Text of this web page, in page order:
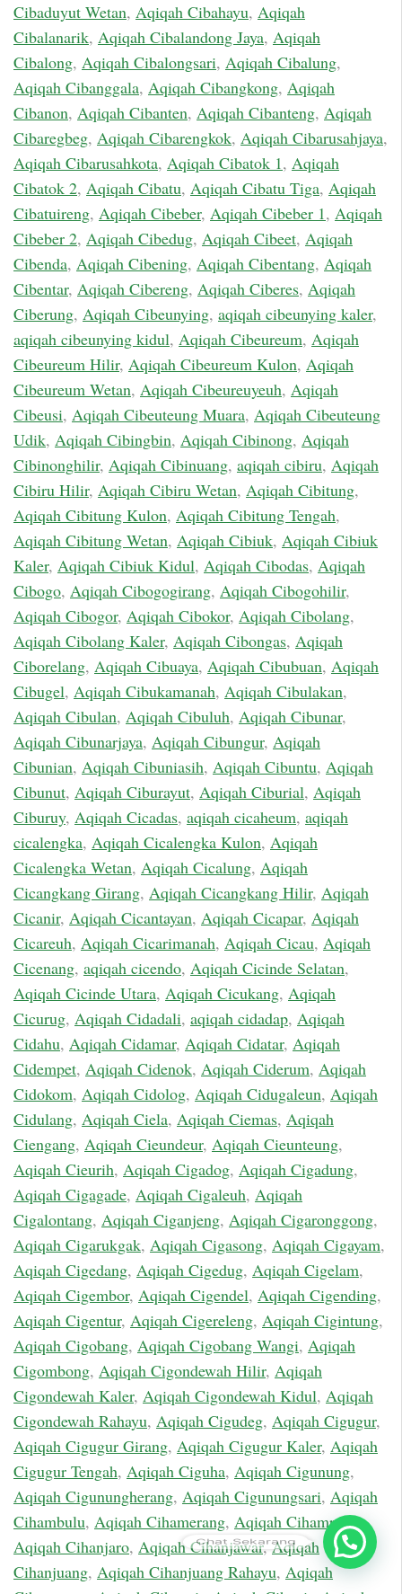
Cibaduyut Wetan, Aqiqah Cibahayu, Aqiqah
Cibalanarik, Aqiqah Cibalandong Jaya, Aqiqah
Cibalong, Aqiqah Cibalongsari, Aqiqah Cibalung,
Aqiqah Cibanggala, Aqiqah Cibangkong, Aqiqah
Cibanon, Aqiqah Cibanten, Aqiqah Cibanteng, Aqiqah
Cibaregbeg, Aqiqah Cibarengkok, Aqiqah Cibarusahjaya,
Aqiqah Cibarusahkota, Aqiqah Cibatok 1, Aqiqah
Cibatok 2, Aqiqah Cibatu, Aqiqah Cibatu Tiga, Aqiqah
Cibatuireng, Aqiqah Cibeber, Aqiqah Cibeber 1, Aqiqah
Cibeber 2, Aqiqah Cibedug, Aqiqah Cibeet, Aqiqah
Cibenda, Aqiqah Cibening, Aqiqah Cibentang, Aqiqah
Cibentar, Aqiqah Cibereng, Aqiqah Ciberes, Aqiqah
Ciberung, Aqiqah Cibeunying, aqiqah cibeunying kaler,
aqiqah cibeunying kidul, Aqiqah Cibeureum, Aqiqah
Cibeureum Hilir, Aqiqah Cibeureum Kulon, Aqiqah
Cibeureum Wetan, Aqiqah Cibeureuyeuh, Aqiqah
Cibeusi, Aqiqah Cibeuteung Muara, Aqiqah Cibeuteung
Udik, Aqiqah Cibingbin, Aqiqah Cibinong, Aqiqah
Cibinonghilir, Aqiqah Cibinuang, aqiqah cibiru, Aqiqah
Cibiru Hilir, Aqiqah Cibiru Wetan, Aqiqah Cibitung,
Aqiqah Cibitung Kulon, Aqiqah Cibitung Tengah,
Aqiqah Cibitung Wetan, Aqiqah Cibiuk, Aqiqah Cibiuk
Kaler, Aqiqah Cibiuk Kidul, Aqiqah Cibodas, Aqiqah
Cibogo, Aqiqah Cibogogirang, Aqiqah Cibogohilir,
Aqiqah Cibogor, Aqiqah Cibokor, Aqiqah Cibolang,
Aqiqah Cibolang Kaler, Aqiqah Cibongas, Aqiqah
Ciborelang, Aqiqah Cibuaya, Aqiqah Cibubuan, Aqiqah
Cibugel, Aqiqah Cibukamanah, Aqiqah Cibulakan,
Aqiqah Cibulan, Aqiqah Cibuluh, Aqiqah Cibunar,
Aqiqah Cibunarjaya, Aqiqah Cibungur, Aqiqah
Cibunian, Aqiqah Cibuniasih, Aqiqah Cibuntu, Aqiqah
Cibunut, Aqiqah Ciburayut, Aqiqah Ciburial, Aqiqah
Ciburuy, Aqiqah Cicadas, aqiqah cicaheum, aqiqah
cicalengka, Aqiqah Cicalengka Kulon, Aqiqah
Cicalengka Wetan, Aqiqah Cicalung, Aqiqah
Cicangkang Girang, Aqiqah Cicangkang Hilir, Aqiqah
Cicanir, Aqiqah Cicantayan, Aqiqah Cicapar, Aqiqah
Cicareuh, Aqiqah Cicarimanah, Aqiqah Cicau, Aqiqah
Cicenang, aqiqah cicendo, Aqiqah Cicinde Selatan,
Aqiqah Cicinde Utara, Aqiqah Cicukang, Aqiqah
Cicurug, Aqiqah Cidadali, aqiqah cidadap, Aqiqah
Cidahu, Aqiqah Cidamar, Aqiqah Cidatar, Aqiqah
Cidempet, Aqiqah Cidenok, Aqiqah Ciderum, Aqiqah
Cidokom, Aqiqah Cidolog, Aqiqah Cidugaleun, Aqiqah
Cidulang, Aqiqah Ciela, Aqiqah Ciemas, Aqiqah
Ciengang, Aqiqah Cieundeur, Aqiqah Cieunteung,
Aqiqah Cieurih, Aqiqah Cigadog, Aqiqah Cigadung,
Aqiqah Cigagade, Aqiqah Cigaleuh, Aqiqah
Cigalontang, Aqiqah Ciganjeng, Aqiqah Cigaronggong,
Aqiqah Cigarukgak, Aqiqah Cigasong, Aqiqah Cigayam,
Aqiqah Cigedang, Aqiqah Cigedug, Aqiqah Cigelam,
Aqiqah Cigembor, Aqiqah Cigendel, Aqiqah Cigending,
Aqiqah Cigentur, Aqiqah Cigereleng, Aqiqah Cigintung,
Aqiqah Cigobang, Aqiqah Cigobang Wangi, Aqiqah
Cigombong, Aqiqah Cigondewah Hilir, Aqiqah
Cigondewah Kaler, Aqiqah Cigondewah Kidul, Aqiqah
Cigondewah Rahayu, Aqiqah Cigudeg, Aqiqah Cigugur,
Aqiqah Cigugur Girang, Aqiqah Cigugur Kaler, Aqiqah
Cigugur Tengah, Aqiqah Ciguha, Aqiqah Cigunung,
Aqiqah Cigunungherang, Aqiqah Cigunungsari, Aqiqah
Cihambulu, Aqiqah Cihamerang, Aqiqah Cihampelas,
Aqiqah Cihanjaro, Aqiqah Cihanjawar,Aqiqah
Cihanjuang, Aqiqah Cihanjuang Rahayu, Aqiqah
Chat Sekarang